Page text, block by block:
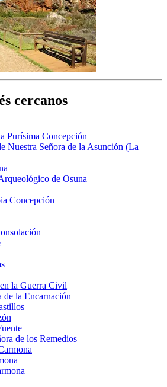
cercanos
Purísima Concepción
Nuestra Señora de la Asunción (La
de Osuna
Concepción
la Guerra Civil
de la Encarnación
de los Remedios